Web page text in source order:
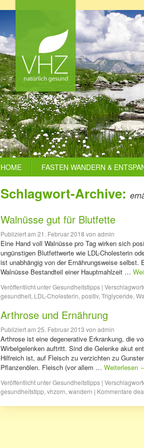
HOME FASTEN WANDERN &
Schlagwort-Archive:
Walnüsse gut für Blutfette
Publiziert am 21. Februar 2018 von admin
Eine Hand voll Walnüsse pro Tag wirken sich
ungünstigen Blutfettwerte wie LDL-Cholesterin
ist unabhängig von der Ernährungsweise selbst.
Walnüsse Bestandteil einer Hauptmahlzeit …
Veröffentlicht unterGesundheitstipps |
gesundheit, LDL-Cholesterin, positiv, Triglyceride,
Arthrose und Ernährung
Publiziert am 25. Februar 2013 von admin
Arthrose ist eine degenerative Erkrankung, die
Wirbelgelenken auftritt. Sind die Gelenke akut
Hilfreich ist, auf Fleisch zu verzichten zu
Pflanzenölen. Fleisch (vor allem … Weiterlesen
Veröffentlicht unterGesundheitstipps |
gesundheitstipp, vhzorn, wandern | Kommentare